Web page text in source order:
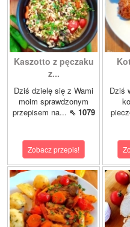
Kaszotto z pęczaku
z...
Dziś dzielę się z Wami
moim sprawdzonym
przepisem na... ⇖ 1079
Zobacz przepis!
Dziś